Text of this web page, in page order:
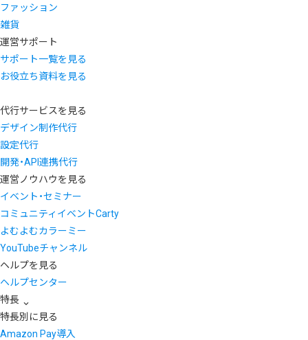
ファッション
雑貨
運営サポート
サポート一覧を見る
お役立ち資料を見る
代行サービスを見る
デザイン制作代行
設定代行
開発・API連携代行
運営ノウハウを見る
イベント・セミナー
コミュニティイベントCarty
よむよむカラーミー
YouTubeチャンネル
ヘルプを見る
ヘルプセンター
特長
特長別に見る
Amazon Pay導入